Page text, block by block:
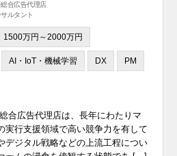
総合広告代理店
ルタント
1500万円～2000万円
AI・IoT・機械学習 DX PM
合広告代理店は、長年にわたりマ
実行支援領域で高い競争力を有して
デジタル戦略などの上流工程につい